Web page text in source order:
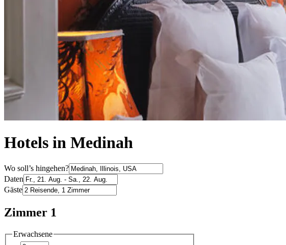
Hotels in Medinah
Wo soll’s hingehen?
Daten
Gäste
Zimmer 1
Erwachsene